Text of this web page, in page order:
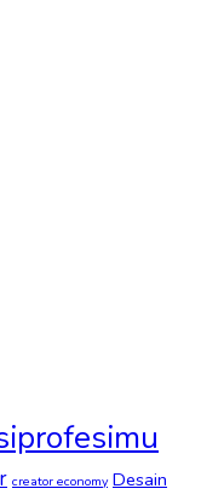
creator economy Desain